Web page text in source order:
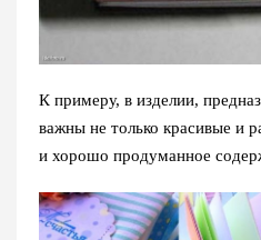
К примеру, в изделии,
важны не только красивые и
и хорошо продуманное